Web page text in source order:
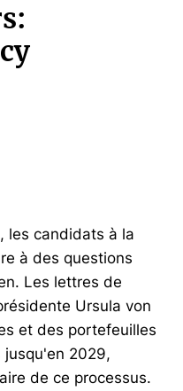
les candidats à la
à des questions
Les lettres de
Ursula von
et des portefeuilles
jusqu'en 2029,
de ce processus.